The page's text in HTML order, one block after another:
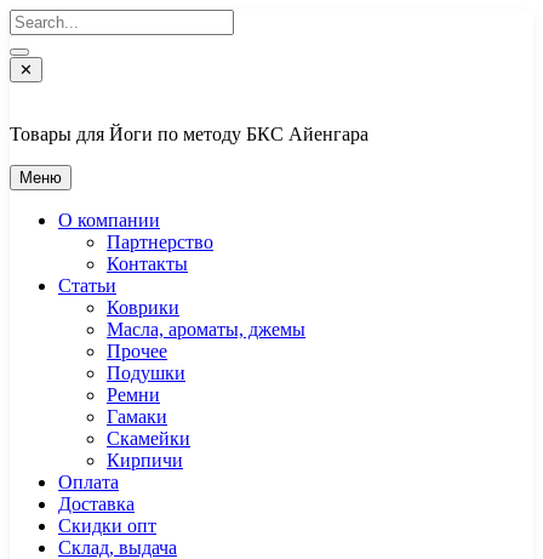
Перейти
к
содержимому
✕
Товары для Йоги по методу БКС Айенгара
Меню
О компании
Партнерство
Контакты
Статьи
Коврики
Масла, ароматы, джемы
Прочее
Подушки
Ремни
Гамаки
Скамейки
Кирпичи
Оплата
Доставка
Скидки опт
Склад, выдача